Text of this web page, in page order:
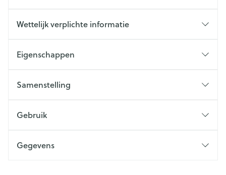
Wettelijk verplichte informatie
Eigenschappen
Samenstelling
Gebruik
Gegevens